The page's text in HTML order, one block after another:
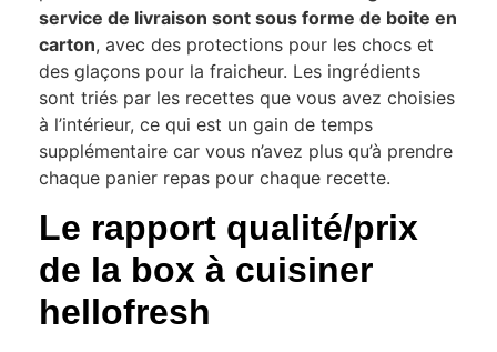
service de livraison sont sous forme de boite en
carton, avec des protections pour les chocs et
des glaçons pour la fraicheur. Les ingrédients
sont triés par les recettes que vous avez choisies
à l’intérieur, ce qui est un gain de temps
supplémentaire car vous n’avez plus qu’à prendre
chaque panier repas pour chaque recette.
Le rapport qualité/prix
de la box à cuisiner
hellofresh